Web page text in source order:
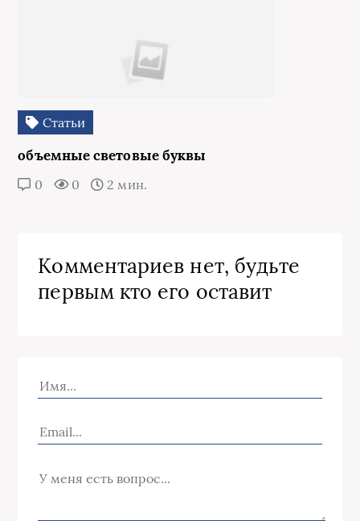
Статьи
объемные световые буквы
0 0 2 мин.
Комментариев нет, будьте
первым кто его оставит